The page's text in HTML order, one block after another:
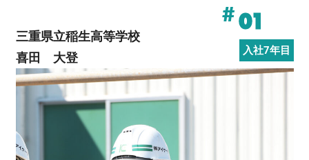
三重県立稲生高等学校
喜田 大登
#01
入社7年目